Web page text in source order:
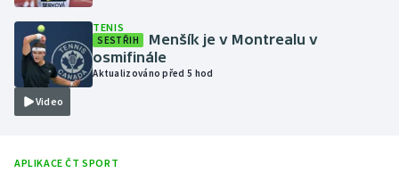
Plavání
Plážový volejbal
Video
TENIS
SESTŘIH
Menšík je v Montrealu v
osmifinále
Aktualizováno před 5 hod
APLIKACE ČT SPORT